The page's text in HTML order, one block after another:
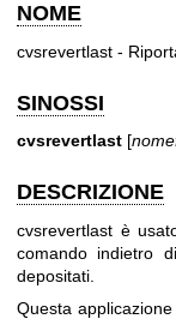
NOME
cvsrevertlast -
SINOSSI
cvsrevertlast [
DESCRIZIONE
cvsrevertlast è
comando indietro
depositati.
Questa